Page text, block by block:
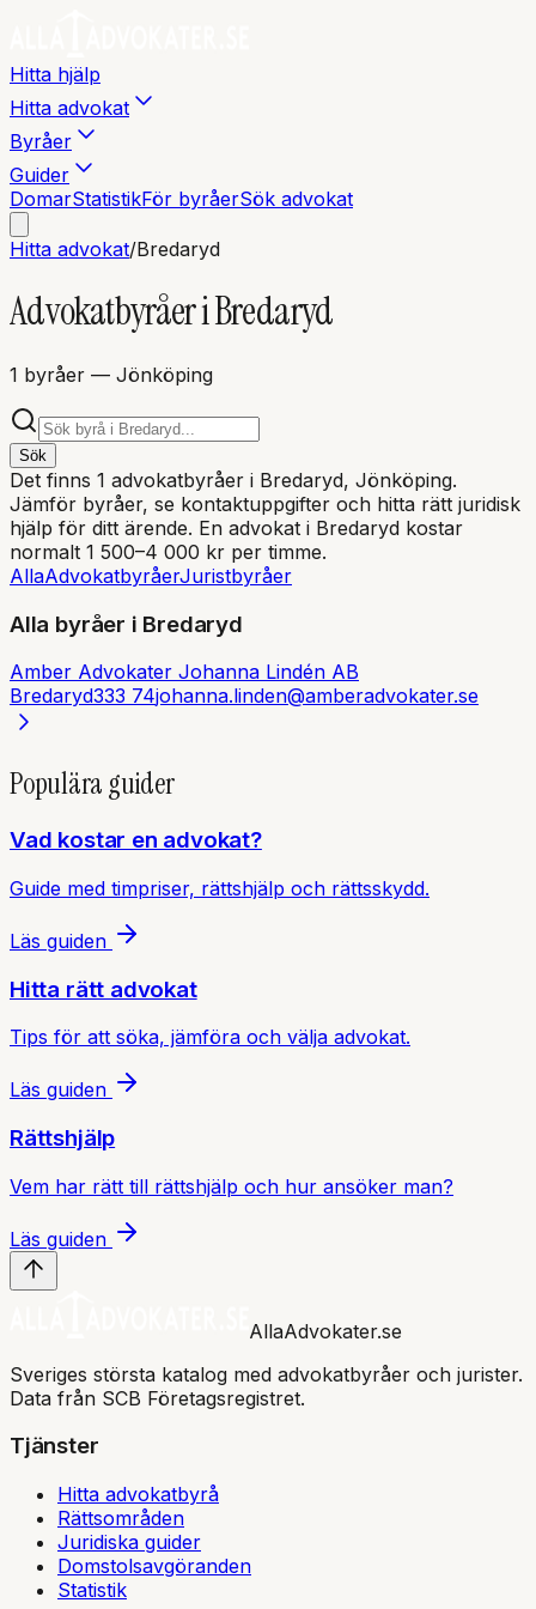
Hitta hjälp
Hitta advokat
Byråer
Guider
DomarStatistikFör byråerSök advokat
Hitta advokat/Bredaryd
Advokatbyråer iBredaryd
1 byråer — Jönköping
Sök
Det finns 1 advokatbyråer i Bredaryd, Jönköping.
Jämför byråer, se kontaktuppgifter och hitta rätt juridisk
hjälp för ditt ärende. En advokat i Bredaryd kostar
normalt 1 500–4 000 kr per timme.
AllaAdvokatbyråerJuristbyråer
Alla byråer i Bredaryd
Amber Advokater Johanna Lindén AB
Bredaryd333 74johanna.linden@amberadvokater.se
Populära guider
Vad kostar en advokat?
Guide med timpriser, rättshjälp och rättsskydd.
Läs guiden
Hitta rätt advokat
Tips för att söka, jämföra och välja advokat.
Läs guiden
Rättshjälp
Vem har rätt till rättshjälp och hur ansöker man?
Läs guiden
AllaAdvokater.se
Sveriges största katalog med advokatbyråer och jurister.
Data från SCB Företagsregistret.
Tjänster
Hitta advokatbyrå
Rättsområden
Juridiska guider
Domstolsavgöranden
Statistik